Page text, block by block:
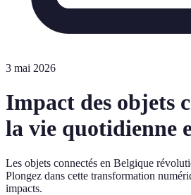
3 mai 2026
Impact des objets
la vie quotidienne
Les objets connectés en Belgique
Plongez dans cette transformation
impacts.